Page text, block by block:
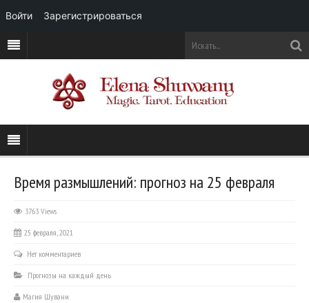
Время размышлений: прогноз на 25 февраля
3763 Views
25 февраля, 2021
Нет комментариев
Прогнозы на каждый день
Магия Шувани
Войти Зарегистрироваться